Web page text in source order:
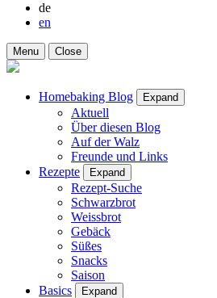
de
en
Menu Close
Homebaking Blog Expand
Aktuell
Über diesen Blog
Auf der Walz
Freunde und Links
Rezepte
Expand
Rezept-Suche
Schwarzbrot
Weissbrot
Gebäck
Süßes
Snacks
Saison
Basics
Expand